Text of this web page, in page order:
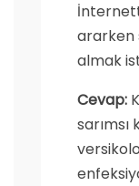
ararken
almak
Cevap: